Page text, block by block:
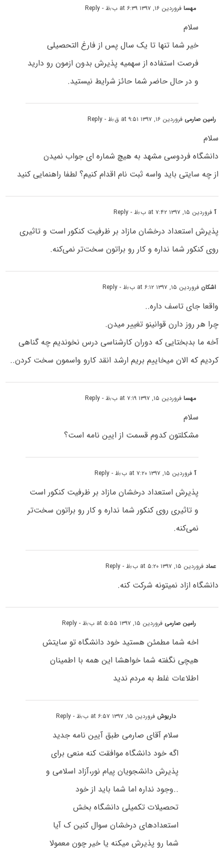
مهسافروردین ۱۶, ۱۳۹۷ at ۶:۳۹ ب٫ظ - Reply
سلام
خیر شما تنها تا یک سال پس از فارغ التحصیلی
فرصت استفاده از سهمیه پذیرش بدون ازمون رو دارید
و در حال حاضر شما حائز شرایط نیستید.
رامین صارمی فروردین ۱۶, ۱۳۹۷ at ۹:۵۱ ق٫ظ - Reply
سلام
دانشگاه فردوسی مشهد به هیچ شماره ای جواب نمیدن
از چه سایتی باید واسه ثبت نام اقدام کنیم؟ لطفا راهنمایی کنید
آفروردین ۱۵, ۱۳۹۷ at ۷:۴۲ ب٫ظ - Reply
پذیرش استعداد درخشان مازاد بر ظرفیت کنکور است و تاثیری
روی کنکور شما نداره و کار رو براتون سخت‌تر نمی‌کنه.
اشکان فروردین ۱۵, ۱۳۹۷ at ۶:۱۲ ب٫ظ - Reply
واقعا جای تاسف داره..
چرا هر روز دارن قوانینو تغییر میدن.
آخه ما بدبختایی که دوران کارشناسی درس نخوندیم چه گناهی
کردیم که الان میخاییم بریم ارشد انقد کارو واسمون سخت کردن..
مهسافروردین ۱۵, ۱۳۹۷ at ۷:۱۹ ب٫ظ - Reply
سلام
مشکلتون کدوم قسمت از ایین نامه است؟
آفروردین ۱۵, ۱۳۹۷ at ۷:۲۰ ب٫ظ - Reply
پذیرش استعداد درخشان مازاد بر ظرفیت کنکور است
و تاثیری روی کنکور شما نداره و کار رو براتون سخت‌تر
نمی‌کنه.
عمادفروردین ۱۵, ۱۳۹۷ at ۵:۲۰ ب٫ظ - Reply
دانشگاه ازاد نمیتونه شرکت کنه.
رامین صارمی فروردین ۱۵, ۱۳۹۷ at ۵:۵۵ ب٫ظ - Reply
اخه شما مطمئن هستید خود دانشگاه تو سایتش
هیچی نگفته شما خواهشا این همه با اطمینان
اطلاعات غلط به مردم ندید
داریوش فروردین ۱۵, ۱۳۹۷ at ۶:۵۷ ب٫ظ - Reply
سلام آقای صارمی طبق آیین نامه جدید
اگه خود دانشگاه موافقت کنه منعی برای
پذیرش دانشجویان پیام نور،آزاد اسلامی و
..وجود نداره اما شما باید از خود
تحصیلات تکمیلی دانشگاه بخش
استعدادهای درخشان سوال کنین ک آیا
شما رو پذیرش میکنه یا خیر چون معمولا